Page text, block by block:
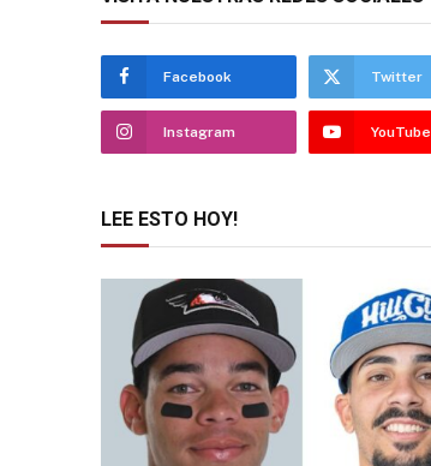
Facebook Twitter
Instagram YouTube
LEE ESTO HOY!